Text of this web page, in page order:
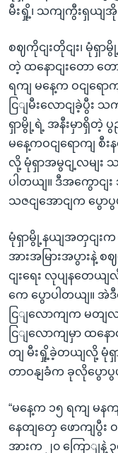
မီးရှို့၊ သကျကွီးရှယျ
စဈကိုငျးတိုငျး၊ မုံရှ
တဲ့ ထနောငျးတော တ
ရကျ မနေ့က ဝငျရော
ငြျမီးလောငျခဲ့ပွီး
ရှာမွို့ရဲ့ အနီးမှာရှိတဲ့ ပွ
မနေ့ကဝငျရောကျ စီး
လို့ မုံရှာအမွငျ့လမျး သ
ပါတယျ။ ဒီအကွောငျ
သဇငျအောငျက ပွောပွ
မုံရှာမွို့နယျအတှငျးက
အားအမြားအပွားနဲ့ စ
ငျးရေး လုပျနတေ
ကေ ပွောပါတယျ။ အဲ
ငြျလောကျက မတျလ
ငြျလောကျမှာ ထနေ
တျ မီးရှို့ခဲ့တယျလို့ မုံရှာ
တာဝနျခံက ခုလိုပွောပွ
“မနေ့က ၁၅ ရကျ မနက
နေတျတှေ ဖောကျပွီး
အားက ၂၀ ကြောျနဲ့ ၃